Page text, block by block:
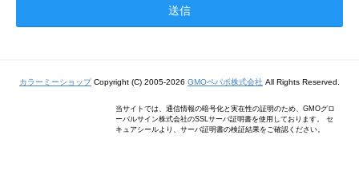
カラーミーショップCopyright (C) 2005-2026 GMOペパボ株式会社 All Rights Reserved.
当サイトでは、通信情報の暗号化と実在性の証明のため、GMOグロ
ーバルサイン株式会社のSSLサーバ証明書を使用しております。 セ
キュアシールより、サーバ証明書の検証結果をご確認ください。